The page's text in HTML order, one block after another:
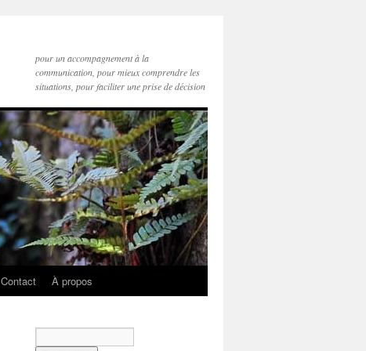
pour un accompagnement à la
communication, pour mieux comprendre les
situations, pour faciliter une prise de décision
Contact À propos